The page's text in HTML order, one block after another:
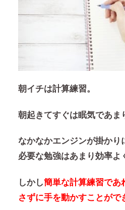
朝イチは計算練習。
朝起きてすぐは眠気であま
なかなかエンジンが掛かり
必要な勉強はあまり効率よ
しかし簡単な計算練習であ
さずに手を動かすことがで